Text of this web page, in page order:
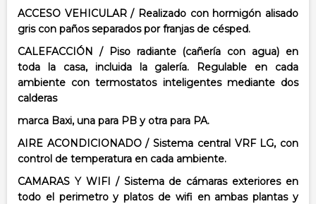
ACCESO VEHICULAR / Realizado con hormigón alisado
gris con paños separadospor franjas de césped.
CALEFACCIÓN / Piso radiante (cañería con agua) en
toda la casa, incluida la galería. Regulable en cada
ambiente con termostatos inteligentes mediante dos
calderas
marca Baxi, una para PB y otra para PA.
AIRE ACONDICIONADO / Sistema central VRF LG, con
control de temperatura en cada ambiente.
CAMARAS Y WIFI / Sistema de cámaras exteriores en
todo el perimetro y platos de wifi en ambas plantas y